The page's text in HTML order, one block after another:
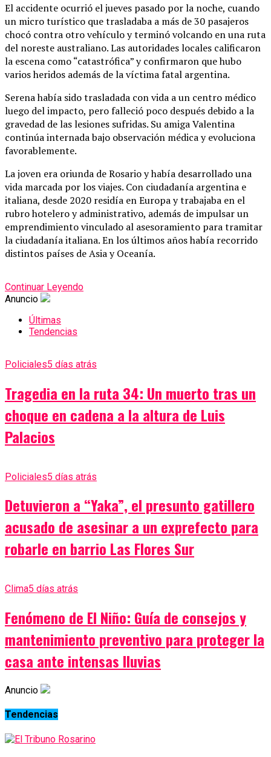
El accidente ocurrió el jueves pasado por la noche, cuando
un micro turístico que trasladaba a más de 30 pasajeros
chocó contra otro vehículo y terminó volcando en una ruta
del noreste australiano. Las autoridades locales calificaron
la escena como “catastrófica” y confirmaron que hubo
varios heridos además de la víctima fatal argentina.
Serena había sido trasladada con vida a un centro médico
luego del impacto, pero falleció poco después debido a la
gravedad de las lesiones sufridas. Su amiga Valentina
continúa internada bajo observación médica y evoluciona
favorablemente.
La joven era oriunda de Rosario y había desarrollado una
vida marcada por los viajes. Con ciudadanía argentina e
italiana, desde 2020 residía en Europa y trabajaba en el
rubro hotelero y administrativo, además de impulsar un
emprendimiento vinculado al asesoramiento para tramitar
la ciudadanía italiana. En los últimos años había recorrido
distintos países de Asia y Oceanía.
Continuar Leyendo
Anuncio
Últimas
Tendencias
Policiales5 días atrás
Tragedia en la ruta 34: Un muerto tras un
choque en cadena a la altura de Luis
Palacios
Policiales5 días atrás
Detuvieron a “Yaka”, el presunto gatillero
acusado de asesinar a un exprefecto para
robarle en barrio Las Flores Sur
Clima5 días atrás
Fenómeno de El Niño: Guía de consejos y
mantenimiento preventivo para proteger la
casa ante intensas lluvias
Anuncio
Tendencias